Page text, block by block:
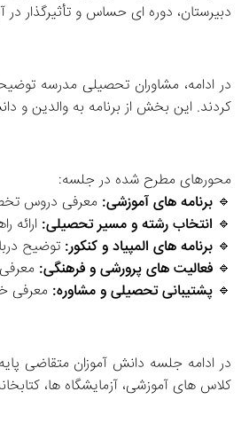
دبیرستان، دوره‌ ای حساس و تأثیرگذار در آینده تحصیلی و حرفه‌ ای دانش‌ آموزان است.
کردند. این بخش از برنامه به والدین و دانش‌ آموزان کمک کرد تا درک بهتری از ساختار آموزشی و شیوه‌ های یادگیری در پایه دهم
محورهای مطرح‌ شده در جلسه:
🔹 برنامه‌ های آموزشی:
معرفی دروس تخصصی و عمومی، شیوه‌های
🔹 انتخاب رشته و مسیر تحصیلی: ارائه راهنمایی
🔹 برنامه‌ های المپیاد و کنکور:
توضیح درباره کلاس‌ های ویژه دانش‌ آموزان مستعد برای
🔹 فعالیت‌ های پرورشی و فرهنگی:
معرفی برنامه‌ های فرهنگی،
🔹 پشتیبانی تحصیلی و مشاوره: معرفی خدمات
کلاس‌ های آموزشی، آزمایشگاه‌ ها، کتابخانه، سالن‌ های مطالعه، مجموعه ورزشی و سایر امکانات مدرسه دیدن کردند.